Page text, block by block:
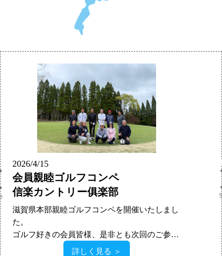
2026/4/15
会員親睦ゴルフコンペ
信楽カントリー俱楽部
滋賀県本部親睦ゴルフコンペを開催いたしまし
た。
ゴルフ好きの会員皆様、是非とも次回のご参加
をお待ちしております。
詳しく見る ＞